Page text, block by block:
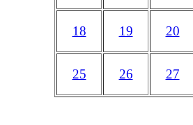
18 19 20
25 26 27